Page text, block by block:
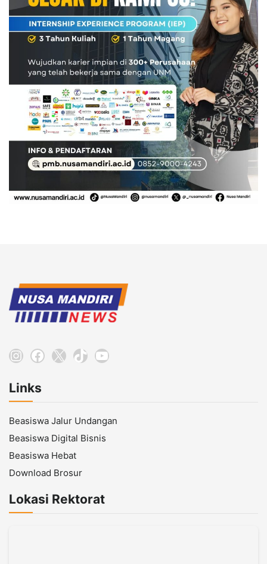
Instagram
Facebook
X TikTokYouTube
Links
Beasiswa Jalur Undangan
Beasiswa Digital Bisnis
Beasiswa Hebat
Download Brosur
Lokasi Rektorat